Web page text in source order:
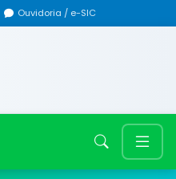
Ouvidoria / e-SIC